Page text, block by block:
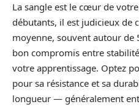
La sangle est le cœur de
débutants, il est judicieux de
moyenne, souvent autour de
bon compromis entre
votre apprentissage. Optez
pour sa résistance et sa
longueur — généralement